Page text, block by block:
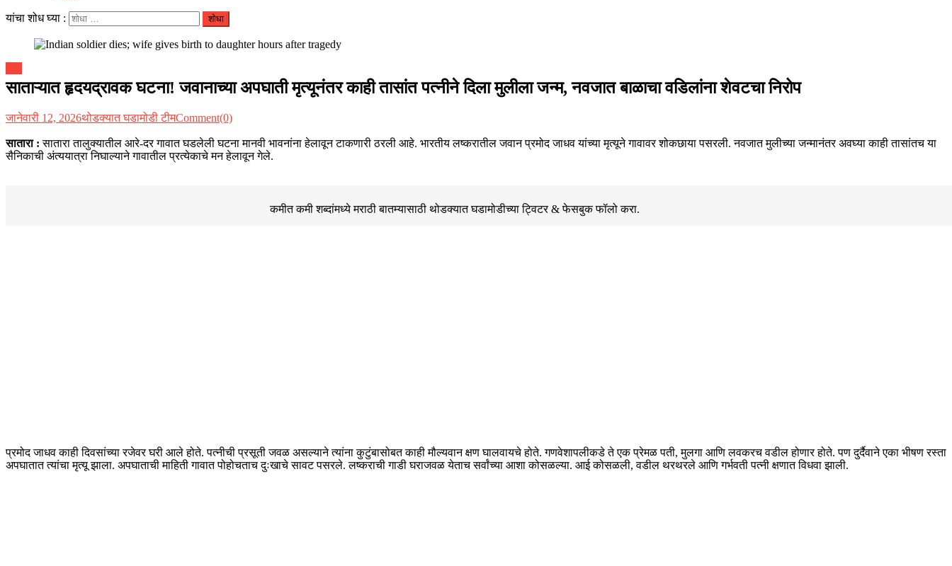
यांचा शोध घ्या :
साताऱ्यात हृदयद्रावक घटना! जवानाच्या अपघाती मृत्यूनंतर काही तासांत पत्नीने दिला मुलीला जन्म, नवजात बाळाचा वडिलांना शेवटचा निरोप
जानेवारी 12, 2026थोडक्यात घडामोडी टीमComment(0)
सातारा : सातारा तालुक्यातील आरे-दर गावात घडलेली घटना मानवी भावनांना हेलावून टाकणारी ठरली आहे. भारतीय लष्करातील जवान प्रमोद जाधव यांच्या मृत्यूने गावावर शोकछाया पसरली. नवजात मुलीच्या जन्मानंतर अवघ्या काही तासांतच या
सैनिकाची अंत्ययात्रा निघाल्याने गावातील प्रत्येकाचे मन हेलावून गेले.
कमीत कमी शब्दांमध्ये मराठी बातम्यासाठी थोडक्यात घडामोडीच्याट्विटर & फेसबुकफॉलो करा.
प्रमोद जाधव काही दिवसांच्या रजेवर घरी आले होते. पत्नीची प्रसूती जवळ असल्याने त्यांना कुटुंबासोबत काही मौल्यवान क्षण घालवायचे होते. गणवेशापलीकडे ते एक प्रेमळ पती, मुलगा आणि लवकरच वडील होणार होते. पण दुर्दैवाने एका भीषण रस्ता
अपघातात त्यांचा मृत्यू झाला. अपघाताची माहिती गावात पोहोचताच दुःखाचे सावट पसरले. लष्कराची गाडी घराजवळ येताच सर्वांच्या आशा कोसळल्या. आई कोसळली, वडील थरथरले आणि गर्भवती पत्नी क्षणात विधवा झाली.